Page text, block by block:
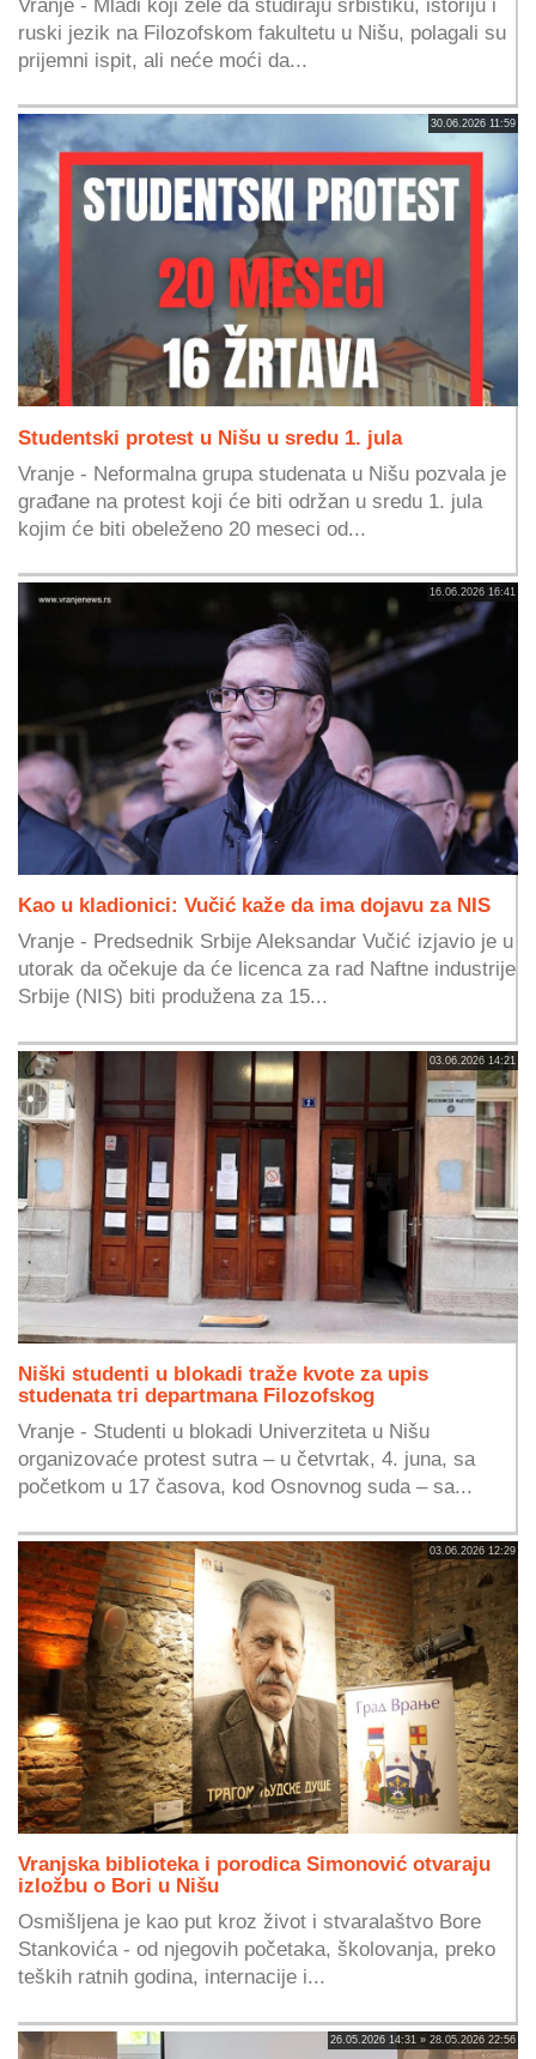
Vranje - Mladi koji žele da studiraju srbistiku, istoriju i
ruski jezik na Filozofskom fakultetu u Nišu, polagali su
prijemni ispit, ali neće moći da...
30.06.2026 11:59
Studentski protest u Nišu u sredu 1. jula
Vranje - Neformalna grupa studenata u Nišu pozvala je
građane na protest koji će biti održan u sredu 1. jula
kojim će biti obeleženo 20 meseci od...
16.06.2026 16:41
Kao u kladionici: Vučić kaže da ima dojavu za NIS
Vranje - Predsednik Srbije Aleksandar Vučić izjavio je u
utorak da očekuje da će licenca za rad Naftne industrije
Srbije (NIS) biti produžena za 15...
03.06.2026 14:21
Niški studenti u blokadi traže kvote za upis
studenata tri departmana Filozofskog
Vranje - Studenti u blokadi Univerziteta u Nišu
organizovaće protest sutra – u četvrtak, 4. juna, sa
početkom u 17 časova, kod Osnovnog suda – sa...
03.06.2026 12:29
Vranjska biblioteka i porodica Simonović otvaraju
izložbu o Bori u Nišu
Osmišljena je kao put kroz život i stvaralaštvo Bore
Stankovića - od njegovih početaka, školovanja, preko
teških ratnih godina, internacije i...
26.05.2026 14:31 » 28.05.2026 22:56